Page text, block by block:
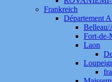
Frankreich
Département
Belleau/
Fort-de-
Laon